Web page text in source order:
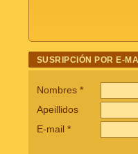
SUSRIPCIÓN POR E-
Nombres *
Apeillidos
E-mail *